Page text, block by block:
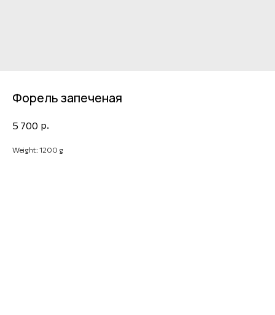
Форель запеченая
5 700 р.
Weight: 1200 g